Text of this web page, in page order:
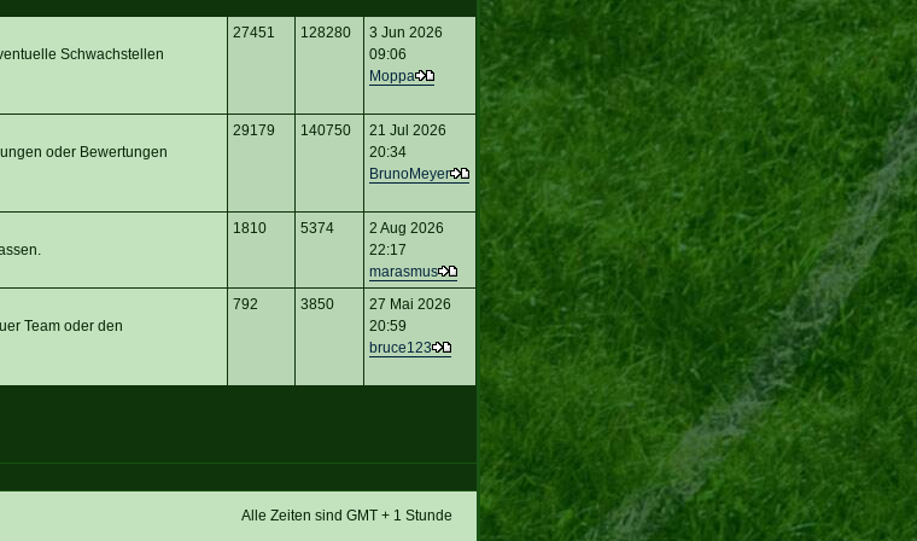
Schwachstellen
27451 128280
3 Jun 2026
09:06
Moppa
oder Bewertungen
29179 140750
21 Jul 2026
20:34
BrunoMeyer
1810 5374
2 Aug 2026
22:17
marasmus
Team oder den
792 3850
27 Mai 2026
20:59
bruce123
Alle Zeiten sind GMT + 1 Stunde